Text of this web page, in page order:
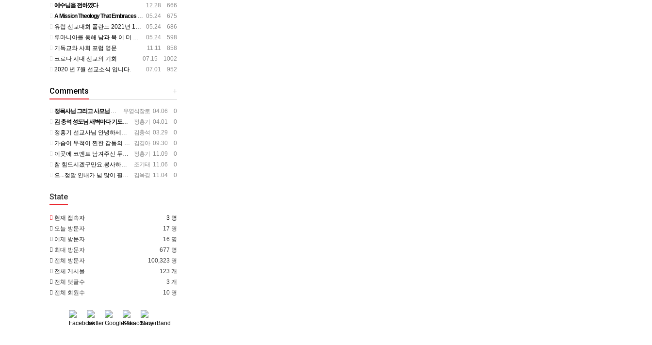
12.28 666
예수님을 전하였다
05.24 675
A Mission Theology That Embraces All Aspects of Human Life
05.24 686
유럽 선교대회 폴란드 2021년 11월
05.24 598
루마니아를 통해 남과 북 이 더 가까이
11.11 858
기독교와 사회 포럼 영문
07.15 1002
코로나 시대 선교의 기회
07.01 952
2020 년 7월 선교소식 입니다.
+
Comments
우영식장로 04.06 0
정목사님 그리고 사모님 뵌지가 벌써 2년정도 되는것 같습니다. 그동안도 주님 크신 사랑안에서 평안하시리라 믿…
정홍기 04.01 0
김 충석 성도님 새벽마다 기도하신 다는 소식에 큰 위로를 받습니다. 주님께 대한 사랑이라 생각 됩니다. 주님…
김충석 03.29 0
정홍기 선교사님 안녕하세요? 저는 수영로교회를 섬기는 김충석성도입니다. 국민은행에 근무하고 있구요. 지난번 …
김경아 09.30 0
가슴이 무척이 찐한 감동의 편지를 읽었습니다. 너무나 서로의 변함 없는 사랑을 본 받길 원합니다. 정말 예전…
정홍기 11.09 0
이곳에 코멘트 남겨주신 두분이 보고 싶군요. 일일히 소식 전하지 못함을 죄송하개 생각합니다.
조기태 11.06 0
참 힘드시겠구만요.봉사하는 맴버가 욕심을 부린다는거....언제나 그 마음이 변할려나.... 정말 스트레스 많…
김옥경 11.04 0
으...정말 인내가 넘 많이 필요하시겠어요... 들어와 보니 넘 좋은데...선교사님 옆에서 얘기 듣고 있는거…
State
현재 접속자
3 명
오늘 방문자
17 명
어제 방문자
16 명
최대 방문자
677 명
전체 방문자
100,323 명
전체 게시물
123 개
전체 댓글수
3 개
전체 회원수
10 명